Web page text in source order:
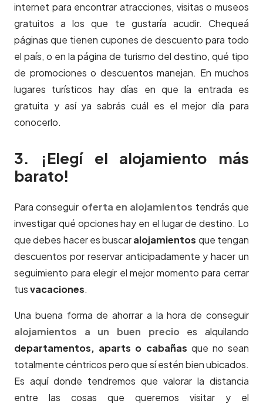
internet para encontrar atracciones, visitas o museos
gratuitos a los que te gustaría acudir. Chequeá
páginas que tienen cupones de descuento para todo
el país, o en la página de turismo del destino, qué tipo
de promociones o descuentos manejan. En muchos
lugares turísticos hay días en que la entrada es
gratuita y así ya sabrás cuál es el mejor día para
conocerlo.
3. ¡Elegí el alojamiento más
barato!
Para conseguir oferta en alojamientos tendrás que
investigar qué opciones hay en el lugar de destino. Lo
que debes hacer es buscaralojamientos que tengan
descuentos por reservar anticipadamente y hacer un
seguimiento para elegir el mejor momento para cerrar
tusvacaciones.
Una buena forma de ahorrar a la hora de conseguir
alojamientos a un buen precio es alquilando
departamentos, aparts o cabañas que no sean
totalmente céntricos pero que sí estén bien ubicados.
Es aquí donde tendremos que valorar la distancia
entre las cosas que queremos visitar y el